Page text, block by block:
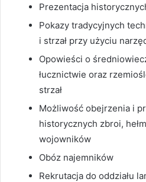
Prezentacja
Pokazy tradycyjnych
i strzał przy użyciu
Opowieści o
łucznictwie oraz
strzał
Możliwość obejrzenia i
historycznych zbroi,
wojowników
Obóz najemników
Rekrutacja do oddziału